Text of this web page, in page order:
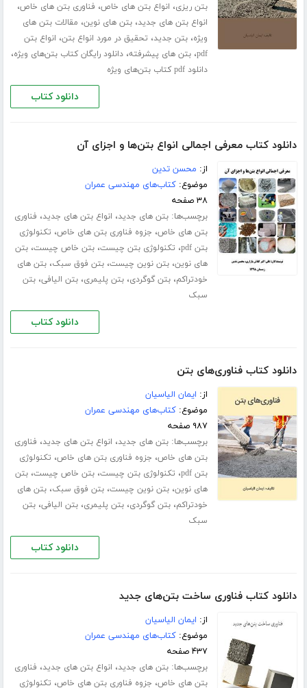
بتن ریزی، انواع بتن های خاص، فناوری بتن های خاص،
انواع بتن های جدید،بتن های نوین، مقالات بتن های
ویژه،بتن جدید، تحقیق در مورد انواع بتن، انواع بتن
pdf،بتن های پیشرفته،دانلود رایگان کتاب بتن‌های ویژه،
دانلود pdf کتاب بتن‌های ویژه
دانلود کتاب
دانلود کتاب معرفی اجمالی انواع بتن‌ها و اجزای آن
از: محسن تدین
موضوع:کتاب‌های مهندسی عمران
۳۸ صفحه
برچسب‌ها:بتن های جدید، انواع بتن های جدید، فناوری
بتن های خاص، جزوه فناوری بتن های خاص، تکنولوژی
بتن pdf
، تکنولوژی بتن چیست،بتن خاص چیست،بتن
های نوین،بتن نوین چیست،بتن فوق سبک،بتن های
خودتراکم،بتن گوگردی،بتن پلیمری،بتن الیافی،بتن
سبک
دانلود کتاب
دانلود کتاب فناوری‌های بتن
از: ایمان الیاسیان
موضوع:کتاب‌های مهندسی عمران
۹۸۷ صفحه
برچسب‌ها:بتن های جدید، انواع بتن های جدید، فناوری
بتن های خاص، جزوه فناوری بتن های خاص، تکنولوژی
بتن pdf
، تکنولوژی بتن چیست،بتن خاص چیست،بتن
های نوین،بتن نوین چیست،بتن فوق سبک،بتن های
خودتراکم،بتن گوگردی،بتن پلیمری،بتن الیافی،بتن
سبک
دانلود کتاب
دانلود کتاب فناوری ساخت بتن‌های جدید
از: ایمان الیاسیان
موضوع:کتاب‌های مهندسی عمران
۴۳۷ صفحه
برچسب‌ها:بتن های جدید، انواع بتن های جدید، فناوری
بتن های خاص، جزوه فناوری بتن های خاص، تکنولوژی